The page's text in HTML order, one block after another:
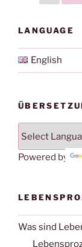
LANGUAGE
English
Powered by
Was sind